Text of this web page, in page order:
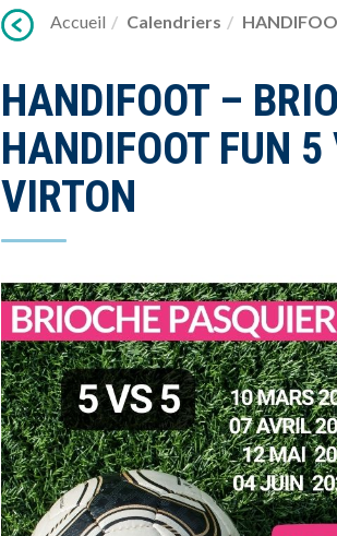
Accueil Calendriers
HANDIFOOT –
HANDIFOOT FUN
VIRTON